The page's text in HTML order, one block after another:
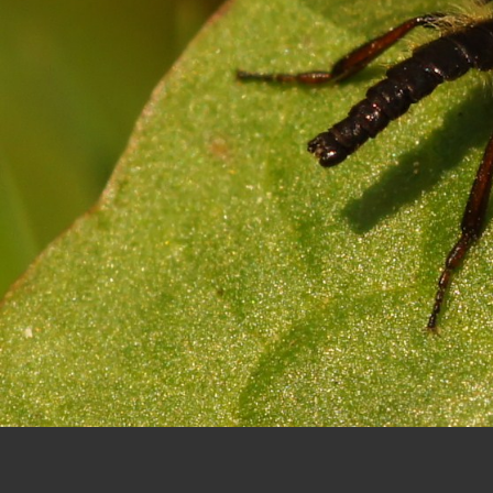
Let op: Foto's en gedichten op deze website mogen niet, zonder
Copyright ©2023,